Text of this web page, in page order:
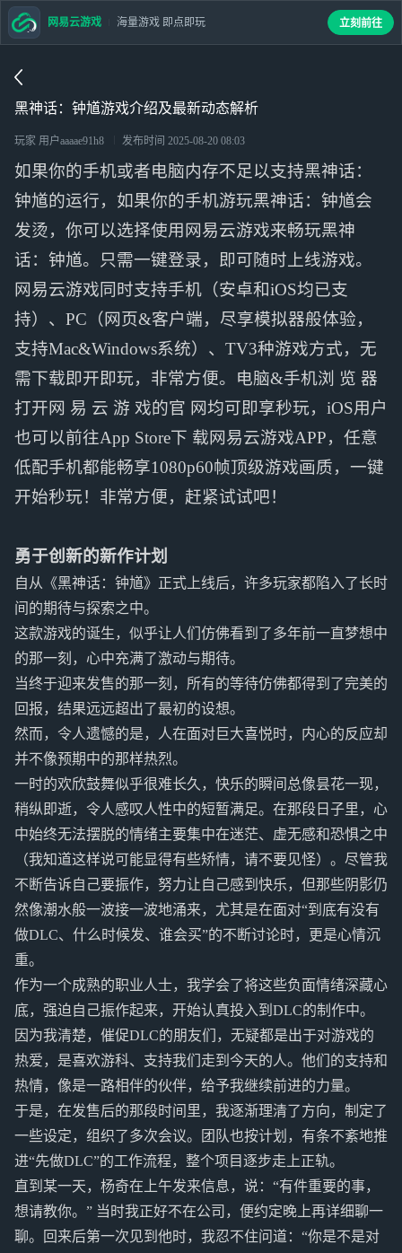
黑神话：钟馗游戏介绍及最新动态解析
玩家 用户aaaae91h8 发布时间 2025-08-20 08:03
如果你的手机或者电脑内存不足以支持黑神话：
钟馗的运行，如果你的手机游玩黑神话：钟馗会
发烫，你可以选择使用网易云游戏来畅玩黑神
话：钟馗。只需一键登录，即可随时上线游戏。
网易云游戏同时支持手机（安卓和iOS均已支
持）、PC（网页&客户端，尽享模拟器般体验，
支持Mac&Windows系统）、TV3种游戏方式，无
需下载即开即玩，非常方便。电脑&手机浏 览 器
打开网 易 云 游 戏的官 网均可即享秒玩，iOS用户
也可以前往App Store下 载网易云游戏APP，任意
低配手机都能畅享1080p60帧顶级游戏画质，一键
开始秒玩！非常方便，赶紧试试吧！
勇于创新的新作计划
自从《黑神话：钟馗》正式上线后，许多玩家都陷入了长时
间的期待与探索之中。
这款游戏的诞生，似乎让人们仿佛看到了多年前一直梦想中
的那一刻，心中充满了激动与期待。
当终于迎来发售的那一刻，所有的等待仿佛都得到了完美的
回报，结果远远超出了最初的设想。
然而，令人遗憾的是，人在面对巨大喜悦时，内心的反应却
并不像预期中的那样热烈。
一时的欢欣鼓舞似乎很难长久，快乐的瞬间总像昙花一现，
稍纵即逝，令人感叹人性中的短暂满足。在那段日子里，心
中始终无法摆脱的情绪主要集中在迷茫、虚无感和恐惧之中
（我知道这样说可能显得有些矫情，请不要见怪）。尽管我
不断告诉自己要振作，努力让自己感到快乐，但那些阴影仍
然像潮水般一波接一波地涌来，尤其是在面对“到底有没有
做DLC、什么时候发、谁会买”的不断讨论时，更是心情沉
重。
作为一个成熟的职业人士，我学会了将这些负面情绪深藏心
底，强迫自己振作起来，开始认真投入到DLC的制作中。
因为我清楚，催促DLC的朋友们，无疑都是出于对游戏的
热爱，是喜欢游科、支持我们走到今天的人。他们的支持和
热情，像是一路相伴的伙伴，给予我继续前进的力量。
于是，在发售后的那段时间里，我逐渐理清了方向，制定了
一些设定，组织了多次会议。团队也按计划，有条不紊地推
进“先做DLC”的工作流程，整个项目逐步走上正轨。
直到某一天，杨奇在上午发来信息，说：“有件重要的事，
想请教你。” 当时我正好不在公司，便约定晚上再详细聊一
聊。回来后第一次见到他时，我忍不住问道：“你是不是对
网易云游戏 海量游戏 即点即玩 立刻前往